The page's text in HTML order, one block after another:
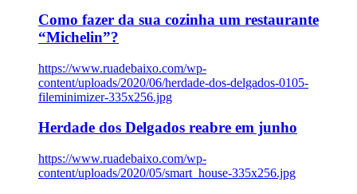
Como fazer da sua cozinha um restaurante
“Michelin”?
https://www.ruadebaixo.com/wp-
content/uploads/2020/06/herdade-dos-delgados-0105-
fileminimizer-335x256.jpg
Herdade dos Delgados reabre em junho
https://www.ruadebaixo.com/wp-
content/uploads/2020/05/smart_house-335x256.jpg